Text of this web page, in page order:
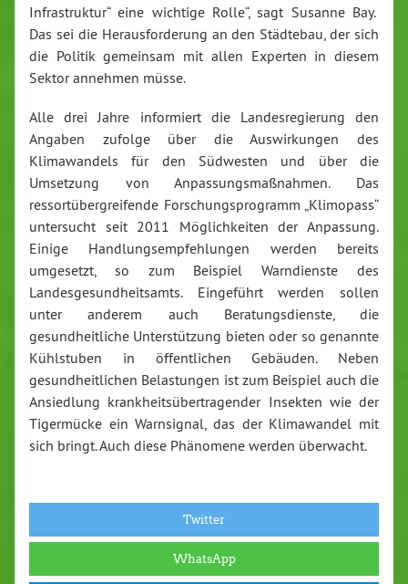
Infrastruktur“ eine wichtige Rolle“, sagt Susanne Bay.
Das sei die Herausforderung an den Städtebau, der sich
die Politik gemeinsam mit allen Experten in diesem
Sektor annehmen müsse.
Alle drei Jahre informiert die Landesregierung den
Angaben zufolge über die Auswirkungen des
Klimawandels für den Südwesten und über die
Umsetzung von Anpassungsmaßnahmen. Das
ressortübergreifende Forschungsprogramm „Klimopass“
untersucht seit 2011 Möglichkeiten der Anpassung.
Einige Handlungsempfehlungen werden bereits
umgesetzt, so zum Beispiel Warndienste des
Landesgesundheitsamts. Eingeführt werden sollen
unter anderem auch Beratungsdienste, die
gesundheitliche Unterstützung bieten oder so genannte
Kühlstuben in öffentlichen Gebäuden. Neben
gesundheitlichen Belastungen ist zum Beispiel auch die
Ansiedlung krankheitsübertragender Insekten wie der
Tigermücke ein Warnsignal, das der Klimawandel mit
sich bringt. Auch diese Phänomene werden überwacht.
Twitter
WhatsApp